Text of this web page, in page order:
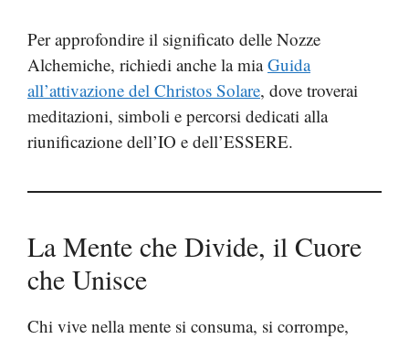
Per approfondire il significato delle Nozze
Alchemiche, richiedi anche la miaGuida
all’attivazione del Christos Solare, dove troverai
meditazioni, simboli e percorsi dedicati alla
riunificazione dell’IO e dell’ESSERE.
La Mente che Divide, il Cuore
che Unisce
Chi vive nella mente si consuma, si corrompe,